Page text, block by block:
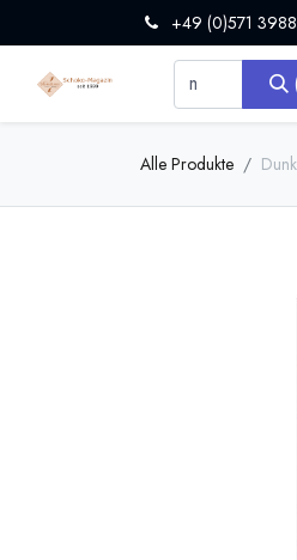
+49 (0)571
Alle Produkte